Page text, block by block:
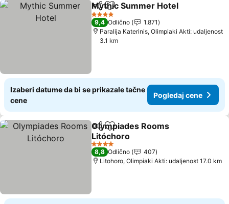
Deli Dodati u favorite
Mythic Summer Hotel
4 Zvezdice
9,4 Odlično
1.871
Paralija Katerinis, Olimpiaki Akti: udaljenost
3.1 km
Izaberi datume da bi se prikazale tačne
cene
Pogledaj cene
Deli Dodati u favorite
Olympiades Rooms
Litóchoro
Pogledaj cene
4 Zvezdice
8,8 Odlično
407
Litohoro, Olimpiaki Akti: udaljenost 17.0 km